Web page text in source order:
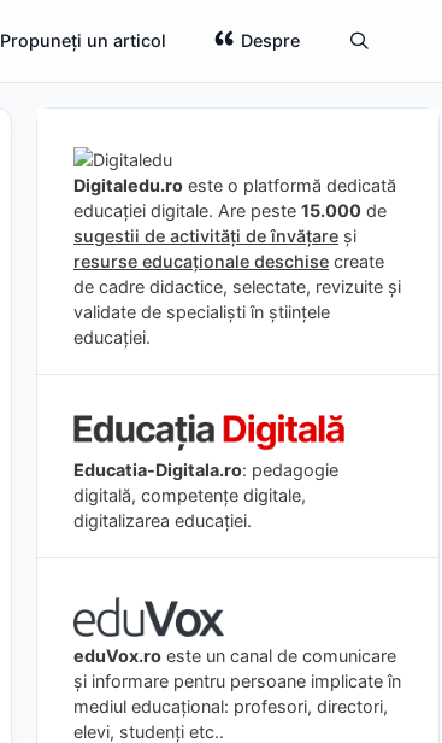
Propuneți un articol Despre
Digitaledu.ro este o platformă dedicată
educației digitale. Are peste 15.000 de
sugestii de activități de învățare și
resurse educaționale deschise create
de cadre didactice, selectate, revizuite și
validate de specialiști în științele
educației.
Educatia-Digitala.ro: pedagogie
digitală, competențe digitale,
digitalizarea educației.
eduVox.ro este un canal de comunicare
și informare pentru persoane implicate în
mediul educațional: profesori, directori,
elevi, studenți etc..